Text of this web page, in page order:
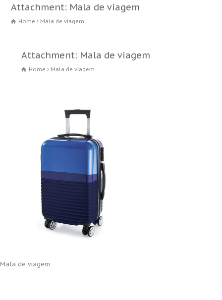
Attachment: Mala de viagem
Home Mala de viagem
Attachment: Mala de viagem
Home Mala de viagem
Mala de viagem